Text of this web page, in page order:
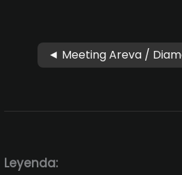
◄ Meeting Areva /
Leyenda: